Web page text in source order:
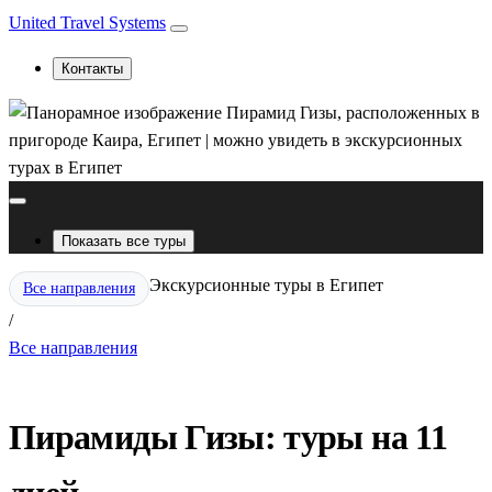
United Travel Systems
Контакты
Показать все туры
Все направления
/
Экскурсионные туры в Египет
Все направления
Пирамиды Гизы: туры на 11